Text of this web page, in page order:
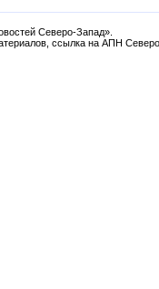
Северо-Запад».
ссылка на АПН